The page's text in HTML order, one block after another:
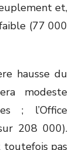
et,
(77 000
hausse du
modeste
; l’Office
208 000).
toutefois pas